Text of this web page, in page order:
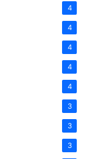
4
4
4
4
4
3
3
3